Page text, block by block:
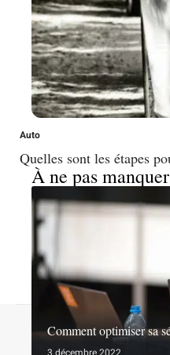
Auto
Quelles sont les étapes
À ne pas manquer
Comment optimiser sa
Contact